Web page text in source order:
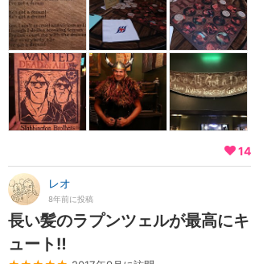
14
レオ
8年前に投稿
長い髪のラプンツェルが最高にキ
ュート‼️